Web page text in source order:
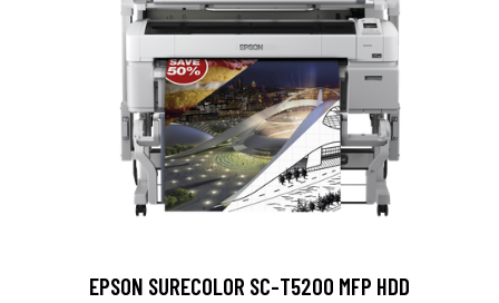
EPSON SURECOLOR SC-T5200 MFP HDD